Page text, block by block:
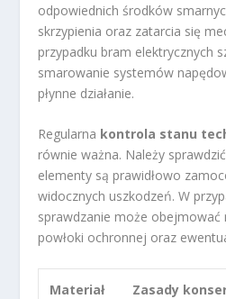
odpowiednich środków
skrzypienia oraz zatarcia się
przypadku bram elektrycznych
smarowanie systemów
płynne działanie.
Regularna kontrola stanu
równie ważna. Należy
elementy są prawidłowo
widocznych uszkodzeń. W
sprawdzanie może obejmować
powłoki ochronnej oraz
Materiał
Zasady